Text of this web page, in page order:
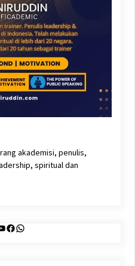
akademisi, penulis,
spiritual dan
Facebook
WhatsApp